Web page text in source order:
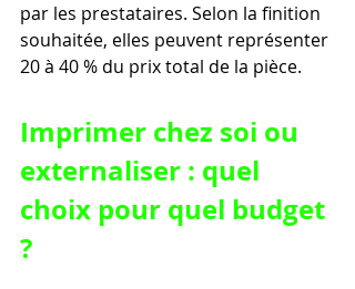
par les prestataires. Selon la finition
souhaitée, elles peuvent représenter
20 à 40 % du prix total de la pièce.
Imprimer chez soi ou
externaliser : quel
choix pour quel budget
?